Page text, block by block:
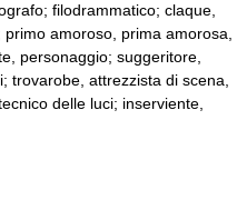
filodrammatico; claque,
amoroso, prima amorosa,
personaggio; suggeritore,
trovarobe, attrezzista di scena,
delle luci; inserviente,